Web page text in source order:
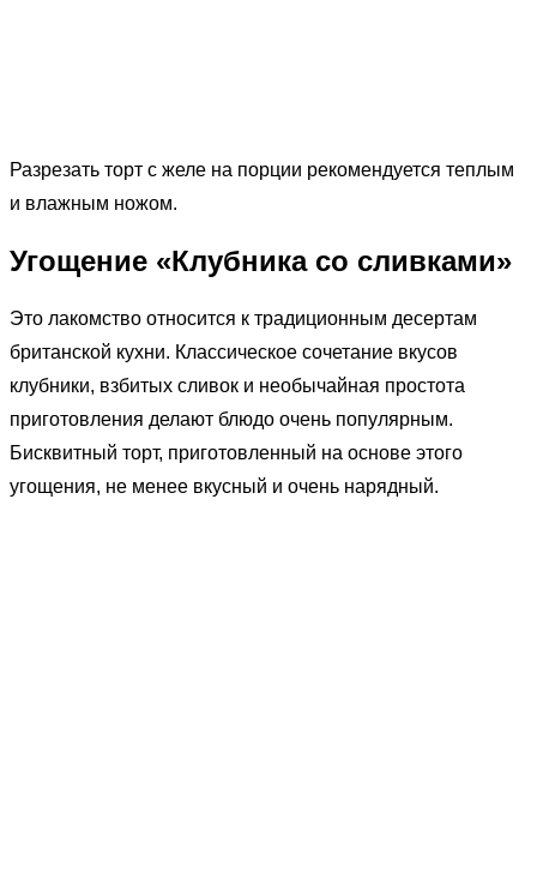
Разрезать торт с желе на порции рекомендуется теплым
и влажным ножом.
Угощение «Клубника со сливками»
Это лакомство относится к традиционным десертам
британской кухни. Классическое сочетание вкусов
клубники, взбитых сливок и необычайная простота
приготовления делают блюдо очень популярным.
Бисквитный торт, приготовленный на основе этого
угощения, не менее вкусный и очень нарядный.